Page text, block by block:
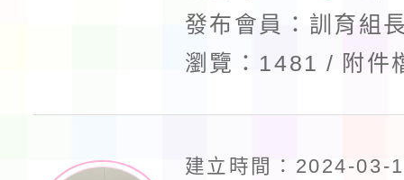
發布會員：訓育組
瀏覽：1481
附件
建立時間：2024-03-